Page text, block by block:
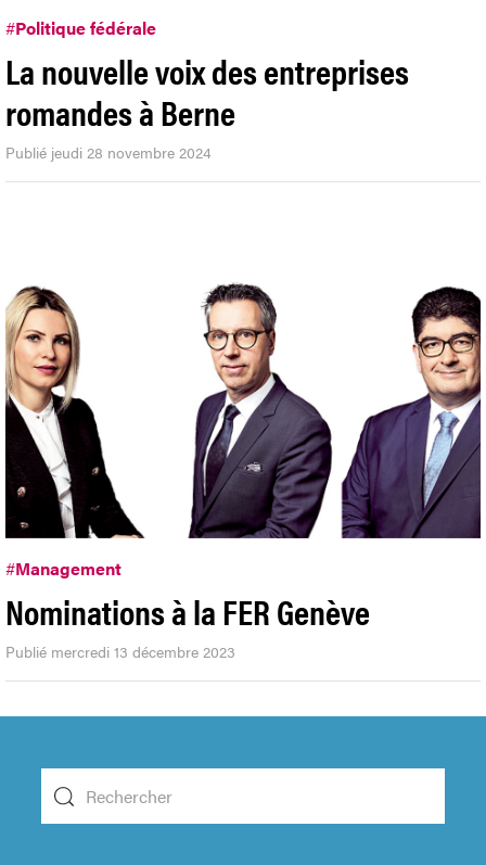
#Politique fédérale
La nouvelle voix des entreprises
romandes à Berne
Publié jeudi 28 novembre 2024
#Management
Nominations à la FER Genève
Publié mercredi 13 décembre 2023